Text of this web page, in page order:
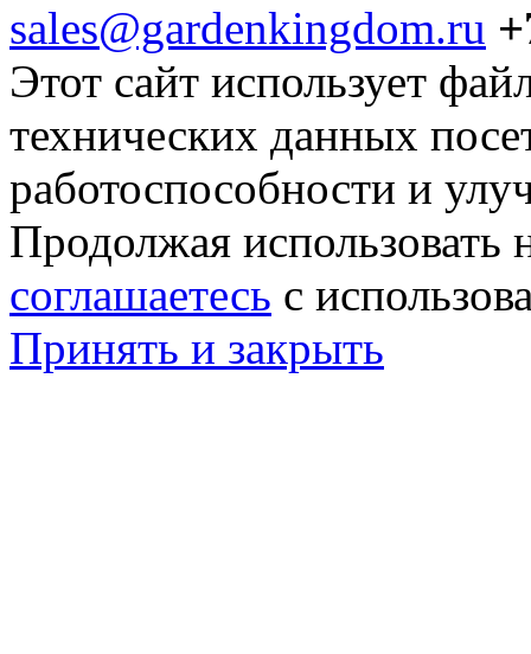
sales@gardenkingdom.ru
Этот сайт использует
технических данных
работоспособности и
Продолжая использовать
соглашаетесь с
Принять и закрыть